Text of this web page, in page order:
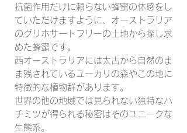
抗菌作用だけに頼らない蜂蜜の体感をし
ていただけますように、オーストラリア
のグリホサートフリーの土地から探し求
めた蜂蜜です。
西オーストラリアには太古から自然のま
ま残されているユーカリの森やこの地に
特徴的な植物群があります。
世界の他の地域では見られない独特なハ
チミツが得られる秘密はそのユニークな
生態系。